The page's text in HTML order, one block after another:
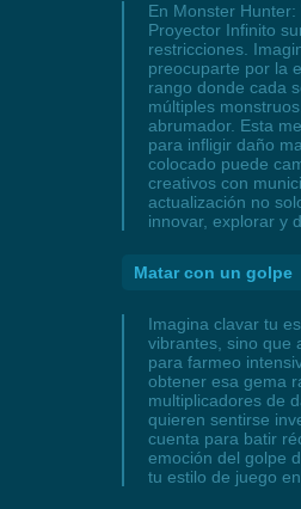
En Monster
Proyector Infinito
restricciones.
preocuparte por la
rango donde cada
múltiples
abrumador. Esta
para infligir daño
colocado puede
creativos con
actualización no
innovar, explorar y
Matar con un golpe
Imagina clavar tu
vibrantes, sino que
para farmeo
obtener esa gema
multiplicadores de
quieren sentirse
cuenta para batir
emoción del golpe
tu estilo de juego